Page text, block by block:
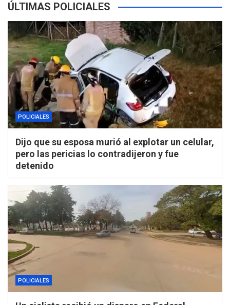
ÚLTIMAS POLICIALES
POLICIALES
Dijo que su esposa murió al explotar un celular,
pero las pericias lo contradijeron y fue
detenido
POLICIALES